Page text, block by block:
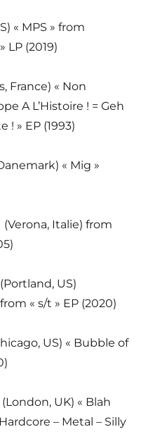
« MPS » from
LP (2019)
France) « Non
A L’Histoire ! = Geh
! » EP (1993)
« Mig »
(Verona, Italie) from
(Portland, US)
« s/t » EP (2020)
US) « Bubble of
(London, UK) « Blah
– Metal – Silly